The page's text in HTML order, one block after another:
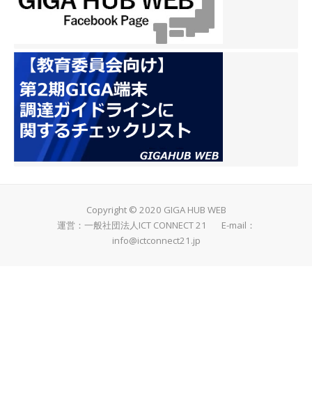
Copyright © 2020 GIGA HUB WEB
運営：一般社団法人ICT CONNECT 21 E-mail：
info@ictconnect21.jp